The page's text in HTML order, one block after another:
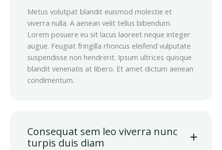
Metus volutpat blandit euismod molestie et
viverra nulla. A aenean velit tellus bibendum.
Lorem posuere eu sit lacus laoreet neque integer
augue. Feugiat fringilla rhoncus eleifend vulputate
suspendisse non hendrerit. Ipsum ultrices quisque
blandit venenatis at libero. Et amet dictum aenean
condimentum.
Consequat sem leo viverra nunc
turpis duis diam